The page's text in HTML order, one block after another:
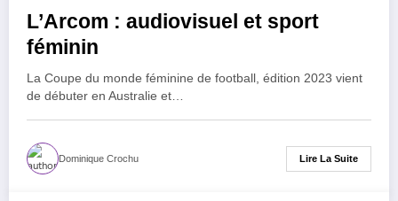
L’Arcom : audiovisuel et sport
féminin
La Coupe du monde féminine de football, édition 2023 vient
de débuter en Australie et…
Dominique Crochu Lire La Suite